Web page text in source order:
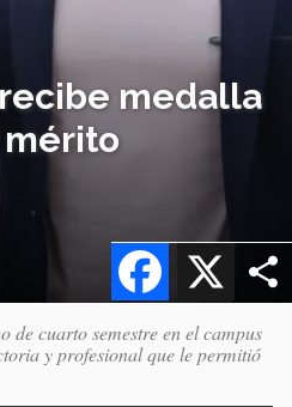
medalla
X
Facebook
de cuarto semestre en el campus
y profesional que le permitió